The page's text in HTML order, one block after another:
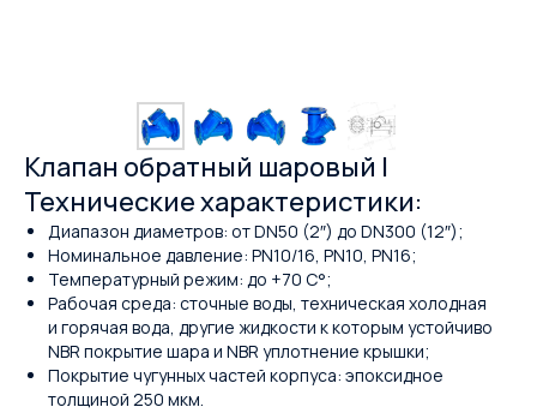
Клапан обратный шаровый |
Технические характеристики:
Диапазон диаметров: от DN50 (2″) до DN300 (12″);
Номинальное давление: PN10/16, PN10, PN16;
Температурный режим: до +70 С°;
Рабочая среда: сточные воды, техническая холодная
и горячая вода, другие жидкости к которым устойчиво
NBR покрытие шара и NBR уплотнение крышки;
Покрытие чугунных частей корпуса: эпоксидное
толщиной 250 мкм.